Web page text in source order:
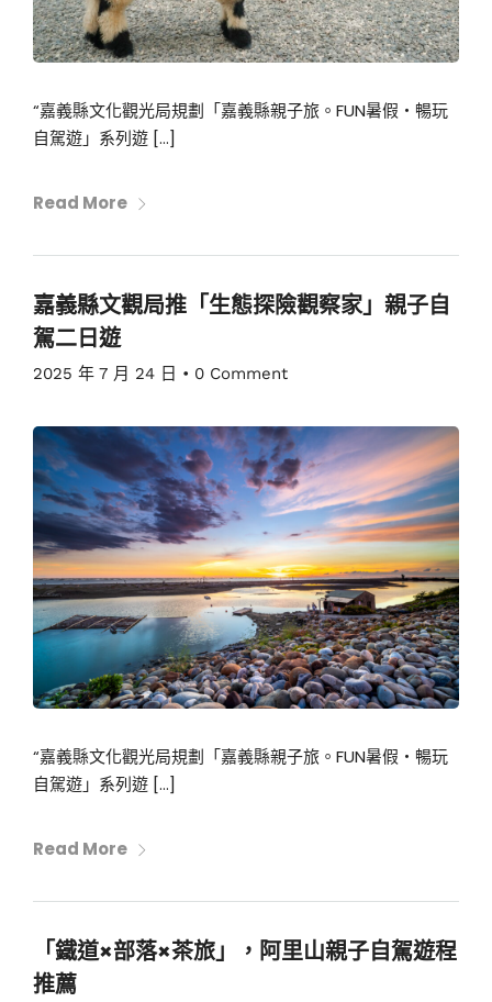
“嘉義縣文化觀光局規劃「嘉義縣親子旅。FUN暑假・暢玩
自駕遊」系列遊 […]
Read More
嘉義縣文觀局推「生態探險觀察家」親子自
駕二日遊
2025 年 7 月 24 日 • 0 Comment
“嘉義縣文化觀光局規劃「嘉義縣親子旅。FUN暑假・暢玩
自駕遊」系列遊 […]
Read More
「鐵道×部落×茶旅」，阿里山親子自駕遊程
推薦